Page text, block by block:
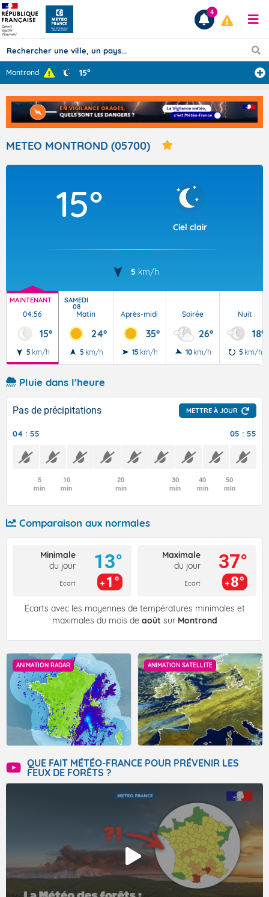
Prévisions
TOUS LES RÉSULTATS
Articles
4
Montrond 15°
METEO MONTROND (05700)
15°
Ciel clair
5 km/h
MAINTENANT
04:56
15°
5 km/h
SAMEDI
08
Matin
24°
5 km/h
Après-midi
35°
15 km/h
Soirée
26°
10 km/h
Nuit
18°
5 km/h
Pluie dans l'heure
Pas de précipitations METTRE À JOUR
04 : 55 05 : 55
5
min
10
min
20
min
30
min
40
min
50
min
Comparaison aux normales
Minimale
du jour
Ecart
13°
1°
Maximale
du jour
Ecart
37°
8°
Écarts avec les moyennes de températures minimales et
maximales du mois de août sur Montrond
ANIMATION RADAR ANIMATION SATELLITE
QUE FAIT MÉTÉO-FRANCE POUR PRÉVENIR LES
FEUX DE FORÊTS ?